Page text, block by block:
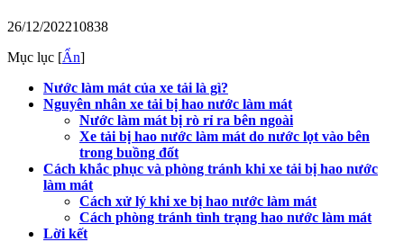
26/12/202210838
Mục lục [Ẩn]
Nước làm mát của xe tải là gì?
Nguyên nhân xe tải bị hao nước làm mát
Nước làm mát bị rò rỉ ra bên ngoài
Xe tải bị hao nước làm mát do nước lọt vào bên
trong buồng đốt
Cách khắc phục và phòng tránh khi xe tải bị hao nước
làm mát
Cách xử lý khi xe bị hao nước làm mát
Cách phòng tránh tình trạng hao nước làm mát
Lời kết